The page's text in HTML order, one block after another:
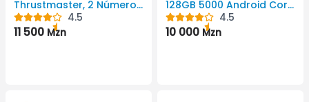
Thrustmaster, 2 Número
De Pedaís Pedais,
Mudança De
Transmissão Manual,
4.5
11 500 Mzn
128GB 5000 Android Cor
Preto 720 X 1650 Pixel
4.5
10 000 Mzn